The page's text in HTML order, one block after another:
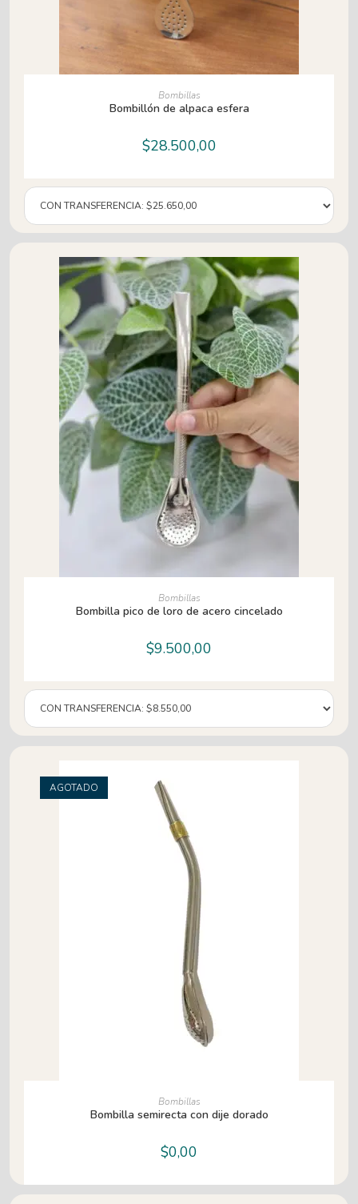
AÑADIR AL CARRITO
Bombillas
Bombillón de alpaca esfera
$28.500,00
AÑADIR AL CARRITO
Bombillas
Bombilla pico de loro de acero cincelado
$9.500,00
AGOTADO
LEER MÁS
Bombillas
Bombilla semirecta con dije dorado
$0,00